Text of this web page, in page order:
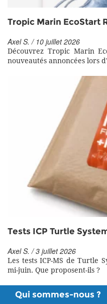
Tropic Marin EcoStart
Axel S. / 10 juillet 2026
Découvrez Tropic Marin
nouveautés annoncées lors
Tests ICP Turtle
Axel S. / 3 juillet 2026
Les tests ICP-MS de Turtle
mi-juin. Que proposent-ils ?
Qui sommes-nous ?